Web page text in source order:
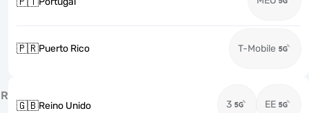
🇵🇷Puerto Rico T-Mobile
R
🇬🇧Reino Unido 3 EE